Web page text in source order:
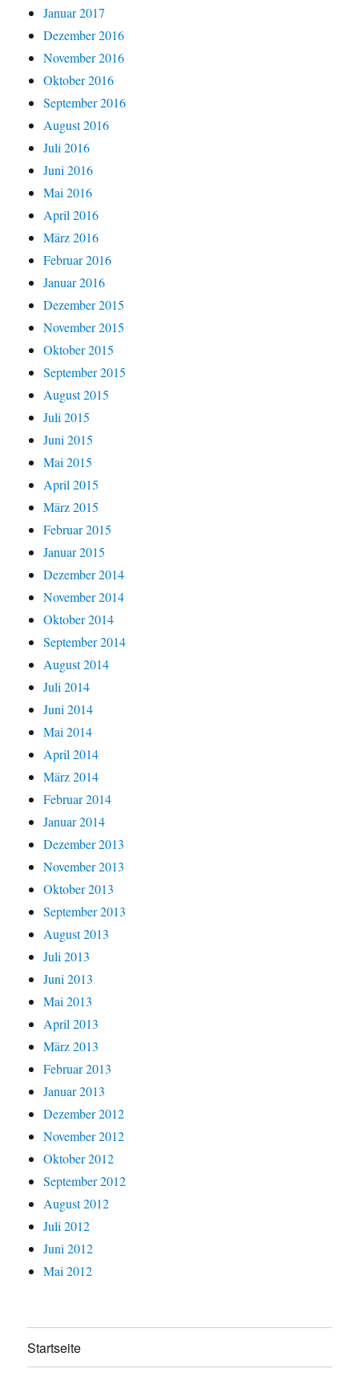
Januar 2017
Dezember 2016
November 2016
Oktober 2016
September 2016
August 2016
Juli 2016
Juni 2016
Mai 2016
April 2016
März 2016
Februar 2016
Januar 2016
Dezember 2015
November 2015
Oktober 2015
September 2015
August 2015
Juli 2015
Juni 2015
Mai 2015
April 2015
März 2015
Februar 2015
Januar 2015
Dezember 2014
November 2014
Oktober 2014
September 2014
August 2014
Juli 2014
Juni 2014
Mai 2014
April 2014
März 2014
Februar 2014
Januar 2014
Dezember 2013
November 2013
Oktober 2013
September 2013
August 2013
Juli 2013
Juni 2013
Mai 2013
April 2013
März 2013
Februar 2013
Januar 2013
Dezember 2012
November 2012
Oktober 2012
September 2012
August 2012
Juli 2012
Juni 2012
Mai 2012
Startseite